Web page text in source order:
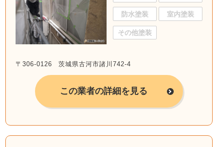
防水塗装 室内塗装
その他塗装
〒306-0126 茨城県古河市諸川742-4
この業者の詳細を見る